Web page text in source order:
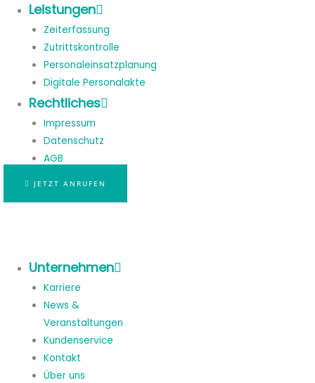
Leistungen
Zeiterfassung
Zutrittskontrolle
Personaleinsatzplanung
Digitale Personalakte
Rechtliches
Impressum
Datenschutz
AGB
JETZT ANRUFEN
Unternehmen
Karriere
News &
Veranstaltungen
Kundenservice
Kontakt
Über uns